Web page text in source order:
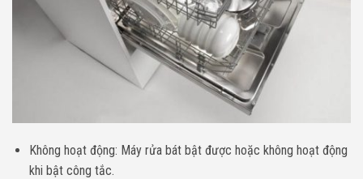
Không hoạt động: Máy rửa bát bật được hoặc không hoạt động
khi bật công tắc.